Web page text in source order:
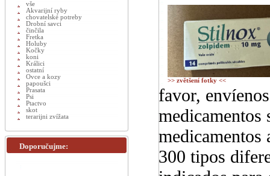
>> zvětšení fotky <<
favor,
medicamentos
medicamentos
300 tipos
vše
Akvarijní ryby
chovatelské potreby
Drobní savci
činčila
Fretka
Holuby
Kočky
koni
Králici
ostatní
Ovce a kozy
papoušci
Prasata
Psi
Ptactvo
skot
terarijni zvížata
Doporučujme: